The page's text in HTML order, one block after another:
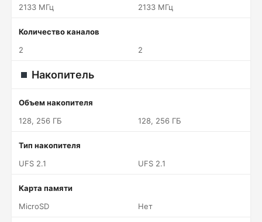
2133 МГц
2133 МГц
Количество каналов
2
2
Накопитель
Объем накопителя
128, 256 ГБ
128, 256 ГБ
Тип накопителя
UFS 2.1
UFS 2.1
Карта памяти
MicroSD
Нет